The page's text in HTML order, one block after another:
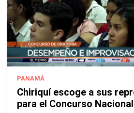
PANAMÁ
Chiriquí escoge a sus
para el Concurso